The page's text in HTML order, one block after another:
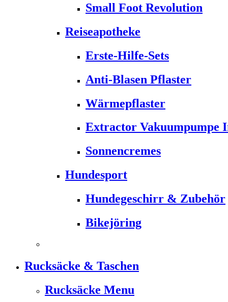
Small Foot Revolution
Reiseapotheke
Erste-Hilfe-Sets
Anti-Blasen Pflaster
Wärmepflaster
Extractor Vakuumpumpe
Sonnencremes
Hundesport
Hundegeschirr & Zubehör
Bikejöring
Rucksäcke & Taschen
Rucksäcke Menu